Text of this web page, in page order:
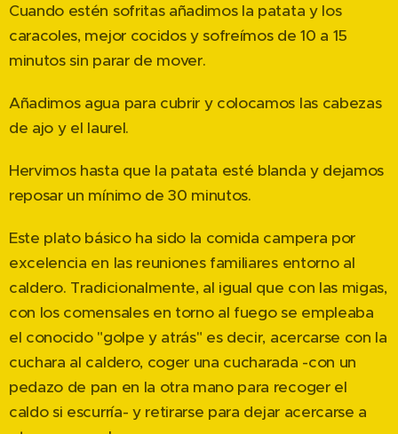
Cuando estén sofritas añadimos la patata y los
caracoles, mejor cocidos y sofreímos de 10 a 15
minutos sin parar de mover.
Añadimos agua para cubrir y colocamos las cabezas
de ajo y el laurel.
Hervimos hasta que la patata esté blanda y dejamos
reposar un mínimo de 30 minutos.
Este plato básico ha sido la comida campera por
excelencia en las reuniones familiares entorno al
caldero. Tradicionalmente, al igual que con las migas,
con los comensales en torno al fuego se empleaba
el conocido "golpe y atrás" es decir, acercarse con la
cuchara al caldero, coger una cucharada -con un
pedazo de pan en la otra mano para recoger el
caldo si escurría- y retirarse para dejar acercarse a